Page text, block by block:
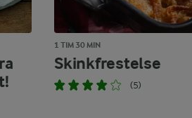
1 TIM 30 MIN
Skinkfrestelse
(5)